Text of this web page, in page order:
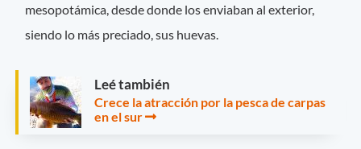
mesopotámica, desde donde los enviaban al exterior,
siendo lo más preciado, sus huevas.
Leé también
Crece la atracción por la pesca de carpas
en el sur